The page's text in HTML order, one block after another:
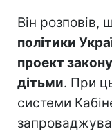
Він розповів,
політики
проект
дітьми. При
системи